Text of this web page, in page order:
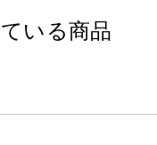
いる商品